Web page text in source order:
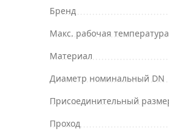
Бренд
Макс. рабочая
Материал
Диаметр номинальный DN
Присоединительный
Проход